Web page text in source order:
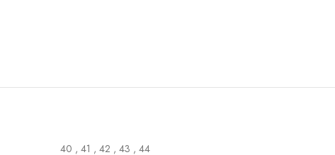
40 , 41 , 42 , 43 , 44